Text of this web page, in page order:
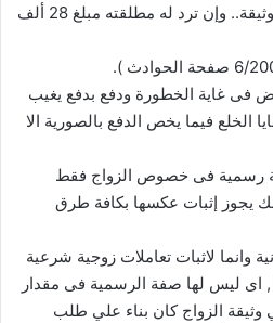
بإثبات صورية المهر الثابت بالوثيقة.. وإن ترد له مطلقته مبلغ 28 ألف
فى غاية الخطورة ودفع بدفع يغيب
الخلع فيما يخص الدفع بالصورية الا
رسمية فى خصوص الزواج فقط
يجوز إثبات عكسها بكافة طرق
وانما لاثبات تعاملات زوجية شرعية
, اى ليس لها صفة الرسمية فى مقدار
وثيقة الزواج كان بناء علي طلب